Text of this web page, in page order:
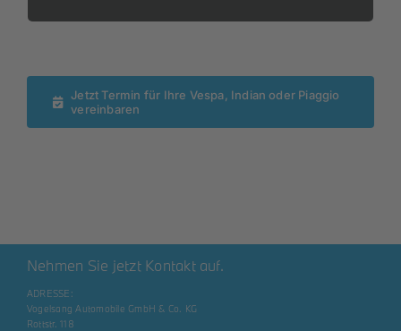
Jetzt Termin für Ihre Vespa, Indian oder Piaggio
vereinbaren
Nehmen Sie jetzt Kontakt auf.
ADRESSE:
Vogelsang Automobile GmbH & Co. KG
Rottstr. 118